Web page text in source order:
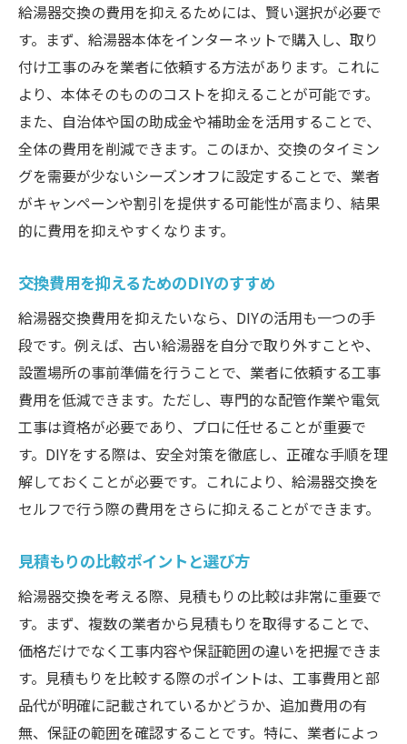
給湯器交換の費用を抑えるためには、賢い選択が必要で
す。まず、給湯器本体をインターネットで購入し、取り
付け工事のみを業者に依頼する方法があります。これに
より、本体そのもののコストを抑えることが可能です。
また、自治体や国の助成金や補助金を活用することで、
全体の費用を削減できます。このほか、交換のタイミン
グを需要が少ないシーズンオフに設定することで、業者
がキャンペーンや割引を提供する可能性が高まり、結果
的に費用を抑えやすくなります。
交換費用を抑えるためのDIYのすすめ
給湯器交換費用を抑えたいなら、DIYの活用も一つの手
段です。例えば、古い給湯器を自分で取り外すことや、
設置場所の事前準備を行うことで、業者に依頼する工事
費用を低減できます。ただし、専門的な配管作業や電気
工事は資格が必要であり、プロに任せることが重要で
す。DIYをする際は、安全対策を徹底し、正確な手順を理
解しておくことが必要です。これにより、給湯器交換を
セルフで行う際の費用をさらに抑えることができます。
見積もりの比較ポイントと選び方
給湯器交換を考える際、見積もりの比較は非常に重要で
す。まず、複数の業者から見積もりを取得することで、
価格だけでなく工事内容や保証範囲の違いを把握できま
す。見積もりを比較する際のポイントは、工事費用と部
品代が明確に記載されているかどうか、追加費用の有
無、保証の範囲を確認することです。特に、業者によっ